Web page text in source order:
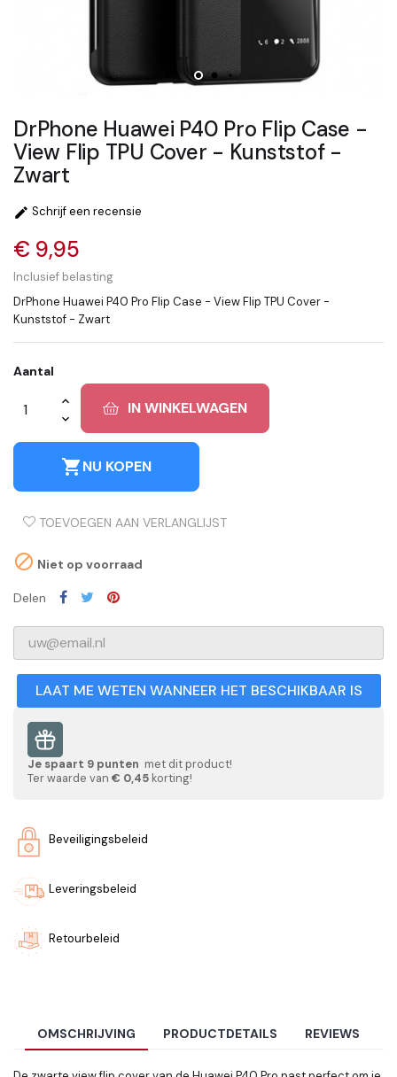
DrPhone Huawei P40 Pro Flip Case -
View Flip TPU Cover - Kunststof -
Zwart
 Schrijf een recensie
€ 9,95
Inclusief belasting
DrPhone Huawei P40 Pro Flip Case - View Flip TPU Cover -
Kunststof - Zwart
Aantal
IN WINKELWAGEN
shopping_cartNU KOPEN
TOEVOEGEN AAN VERLANGLIJST
 Niet op voorraad
Delen
LAAT ME WETEN WANNEER HET BESCHIKBAAR IS
Je spaart 9 punten met dit product!
Ter waarde van € 0,45 korting!
Beveiligingsbeleid
Leveringsbeleid
Retourbeleid
OMSCHRIJVING PRODUCTDETAILS REVIEWS